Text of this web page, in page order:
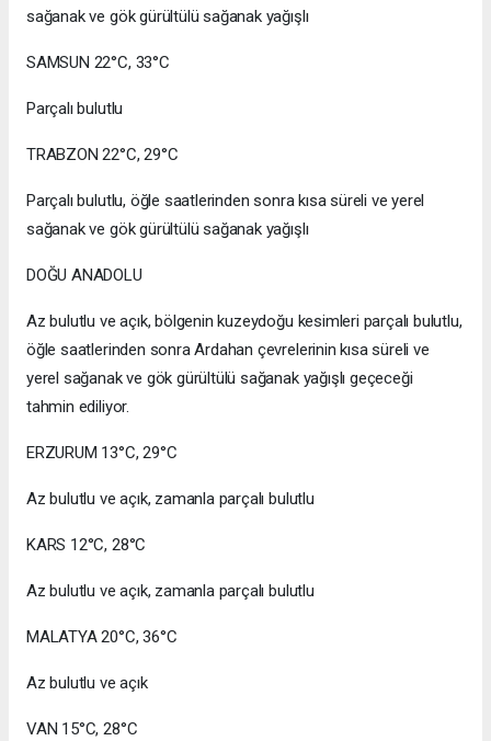
sağanak ve gök gürültülü sağanak yağışlı
SAMSUN 22°C, 33°C
Parçalı bulutlu
TRABZON 22°C, 29°C
Parçalı bulutlu, öğle saatlerinden sonra kısa süreli ve yerel
sağanak ve gök gürültülü sağanak yağışlı
DOĞU ANADOLU
Az bulutlu ve açık, bölgenin kuzeydoğu kesimleri parçalı bulutlu,
öğle saatlerinden sonra Ardahan çevrelerinin kısa süreli ve
yerel sağanak ve gök gürültülü sağanak yağışlı geçeceği
tahmin ediliyor.
ERZURUM 13°C, 29°C
Az bulutlu ve açık, zamanla parçalı bulutlu
KARS 12°C, 28°C
Az bulutlu ve açık, zamanla parçalı bulutlu
MALATYA 20°C, 36°C
Az bulutlu ve açık
VAN 15°C, 28°C